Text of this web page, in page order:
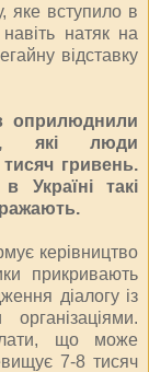
яке вступило в
натяк на
відставку
оприлюднили
які люди
гривень.
Україні такі
керівництво
прикривають
діалогу із
що може
7-8 тисяч